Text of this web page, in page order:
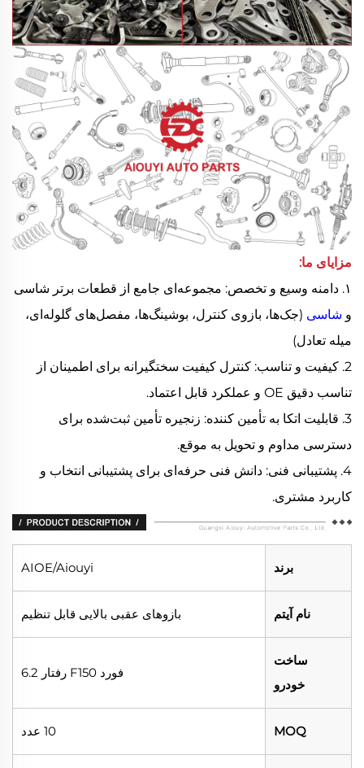
مزایای ما:
۱. دامنه وسیع و تخصص: مجموعه‌ای جامع از قطعات برتر شاسی
و شاسی (جک‌ها، بازوی کنترل، بوشینگ‌ها، مفصل‌های گلوله‌ای،
میله تعادل)
2. کیفیت و تناسب: کنترل کیفیت سختگیرانه برای اطمینان از
تناسب دقیق OE و عملکرد قابل اعتماد.
3. قابلیت اتکا به تأمین کننده: زنجیره تأمین ثبت‌شده برای
دسترسی مداوم و تحویل به موقع.
4. پشتیبانی فنی: دانش فنی حرفه‌ای برای پشتیبانی انتخاب و
کاربرد مشتری.
برند AIOE/Aiouyi
نام آیتم بازوهای عقبی بالایی قابل تنظیم
ساخت
خودرو
فورد F150 رفتار 6.2
MOQ 10 عدد